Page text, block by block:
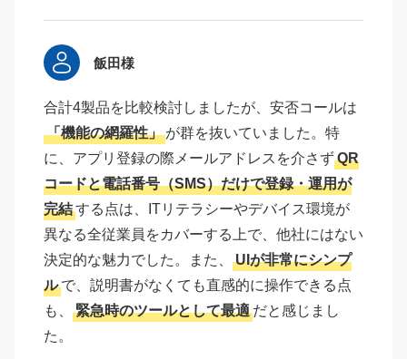
飯田様
合計4製品を比較検討しましたが、安否コールは
「機能の網羅性」 が群を抜いていました。特
に、アプリ登録の際メールアドレスを介さずQR
コードと電話番号（SMS）だけで登録・運用が
完結する点は、ITリテラシーやデバイス環境が
異なる全従業員をカバーする上で、他社にはない
決定的な魅力でした。また、
UIが非常にシンプ
ル で、説明書がなくても直感的に操作できる点
も、
緊急時のツールとして最適 だと感じまし
た。